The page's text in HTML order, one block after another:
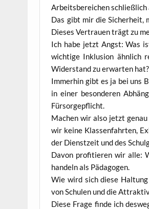
Arbeits­be­rei­chen schließ­lich
Das gibt mir die Sicher­heit,
Die­ses Ver­trau­en trägt zu
Ich habe jetzt Angst: Was
wich­ti­ge Inklu­si­on ähn­lich
Wider­stand zu erwar­ten hat?
Immer­hin gibt es ja bei uns
in einer beson­de­ren
Fürsorgepflicht.
Machen wir also jetzt
wir kei­ne Klas­sen­fahr­ten,
der Dienst­zeit und des
Davon pro­fi­tie­ren wir alle:
han­deln als Pädagogen.
Wie wird sich die­se
von Schu­len und die
Die­se Fra­ge fin­de ich